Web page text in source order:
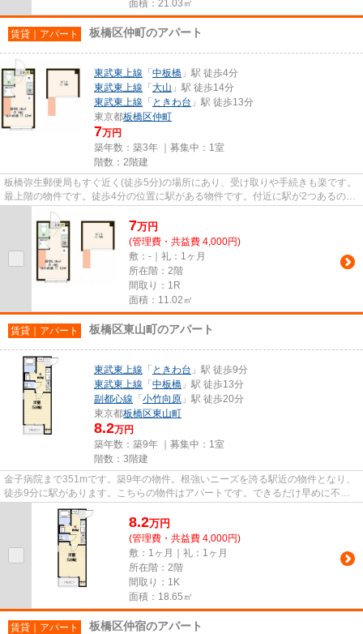
面積：21.03㎡
賃貸｜アパート 板橋区仲町のアパート
東武東上線 「 中板橋 」駅 徒歩4分
東武東上線 「 大山 」駅 徒歩14分
東武東上線 「 ときわ台 」駅 徒歩13分
東京都板橋区仲町
7万円
築年数：築3年 ｜募集中： 1室
階数：2階建
板橋弥生郵便局もすぐ近く(徒歩5分)の場所にあり、受け取りや手続きも楽です。
最上階の物件です。徒歩4分の位置に駅がある物件です。付近に駅が2つあるの
で、経路を用途や行き先によっ...
7万円
(管理費・共益費 4,000円)
敷：-｜礼：1ヶ月
所在階：2階
間取り：1R
面積：11.02㎡
賃貸｜アパート 板橋区東山町のアパート
東武東上線 「 ときわ台 」駅 徒歩9分
東武東上線 「 中板橋 」駅 徒歩13分
副都心線 「 小竹向原 」駅 徒歩20分
東京都板橋区東山町
8.2万円
築年数：築9年 ｜募集中： 1室
階数：3階建
金子病院まで351mです。築9年の物件。根強いニーズを誇る駅近の物件となり、
徒歩9分に駅があります。こちらの物件はアパートです。できるだけ早めに不動
産情報を集めたい方は当社スタ...
8.2万円
(管理費・共益費 4,000円)
敷：1ヶ月｜礼：1ヶ月
所在階：2階
間取り：1K
面積：18.65㎡
賃貸｜アパート 板橋区仲宿のアパート